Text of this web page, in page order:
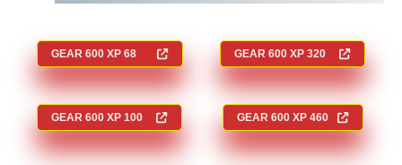
GEAR 600 XP68 GEAR 600 XP 320
GEAR 600 XP 100 GEAR 600 XP460